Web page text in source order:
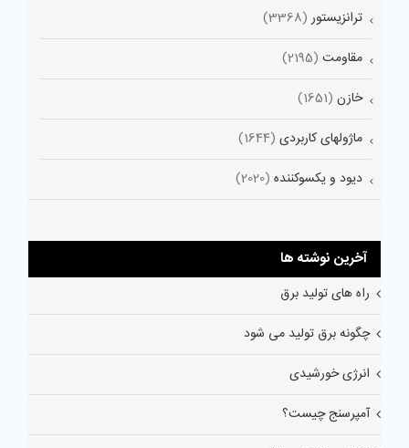
ترانزیستور (3368)
مقاومت (2195)
خازن (1651)
ماژولهای کاربردی (1644)
دیود و یکسوکننده (2020)
آخرین نوشته ها
راه های تولید برق
چگونه برق تولید می شود
انرژی خورشیدی
آمپرسنج چیست؟